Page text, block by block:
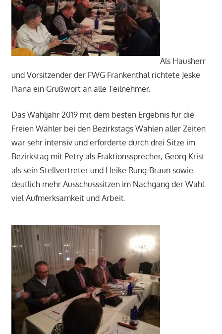
Als Hausherr
und Vorsitzender der FWG Frankenthal richtete Jeske
Piana ein Grußwort an alle Teilnehmer.
Das Wahljahr 2019 mit dem besten Ergebnis für die
Freien Wähler bei den Bezirkstags Wahlen aller Zeiten
war sehr intensiv und erforderte durch drei Sitze im
Bezirkstag mit Petry als Fraktionssprecher, Georg Krist
als sein Stellvertreter und Heike Rung-Braun sowie
deutlich mehr Ausschusssitzen im Nachgang der Wahl
viel Aufmerksamkeit und Arbeit.